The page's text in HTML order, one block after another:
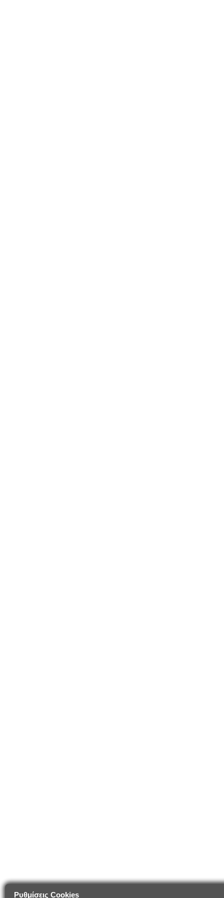
Ρυθμίσεις Cookies